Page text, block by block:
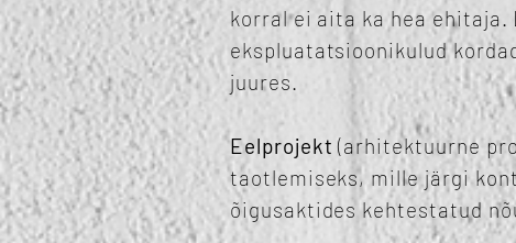
korral ei aita ka hea ehitaja.
ekspluatatsioonikulud
juures.
Eelprojekt (arhitektuurne
taotlemiseks, mille järgi
õigusaktides kehtestatud